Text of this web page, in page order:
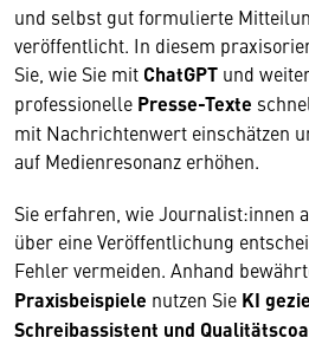
und selbst gut formulierte
veröffentlicht. In diesem
Sie, wie Sie mit ChatGPT und
professionelle Presse-Texte
mit Nachrichtenwert einschätzen
auf Medienresonanz erhöhen.
Sie erfahren, wie Journalist:innen
über eine Veröffentlichung
Fehler vermeiden. Anhand
Praxisbeispiele nutzen Sie KI
Schreibassistent und